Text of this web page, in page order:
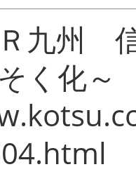
九州 信
く化～